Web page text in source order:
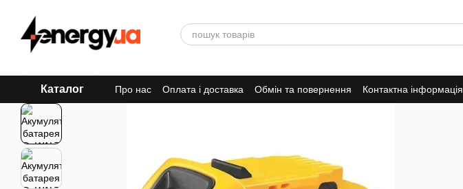
Каталог Про нас Оплата і доставка Обмін та повернення Контактна інформація